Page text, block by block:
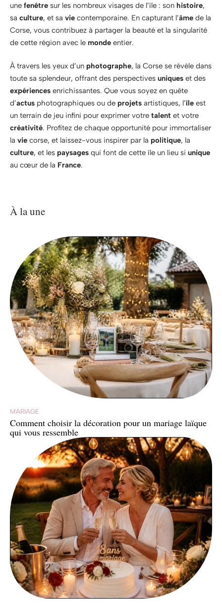
une fenêtre sur les nombreux visages de l’île : son histoire,
sa culture, et sa vie contemporaine. En capturant l’âme de la
Corse, vous contribuez à partager la beauté et la singularité
de cette région avec le monde entier.
À travers les yeux d’un photographe, la Corse se révèle dans
toute sa splendeur, offrant des perspectives uniques et des
expériences enrichissantes. Que vous soyez en quête
d’actus photographiques ou de projets artistiques, l’île est
un terrain de jeu infini pour exprimer votre talent et votre
créativité. Profitez de chaque opportunité pour immortaliser
la vie corse, et laissez-vous inspirer par la politique, la
culture, et les paysages qui font de cette île un lieu si unique
au cœur de la France.
À la une
MARIAGE
Comment choisir la décoration pour un mariage laïque
qui vous ressemble